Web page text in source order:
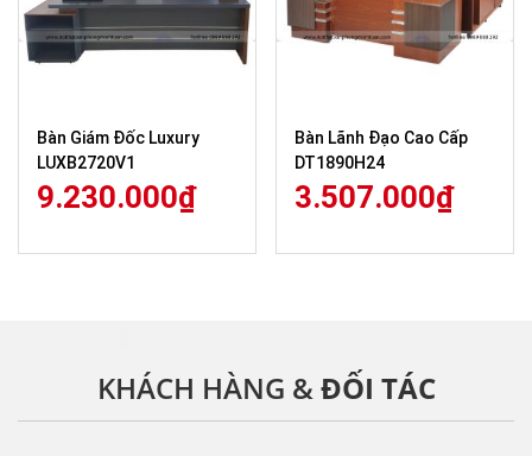
Bàn Giám Đốc Luxury
LUXB2720V1
9.230.000₫
Bàn Lãnh Đạo Cao Cấp
DT1890H24
3.507.000₫
KHÁCH HÀNG &ĐỐI TÁC